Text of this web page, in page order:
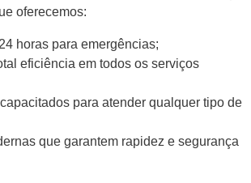
oferecemos:
horas para emergências;
eficiência em todos os serviços
para atender qualquer tipo de
que garantem rapidez e segurança